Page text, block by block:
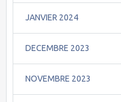
JANVIER 2024
DECEMBRE 2023
NOVEMBRE 2023